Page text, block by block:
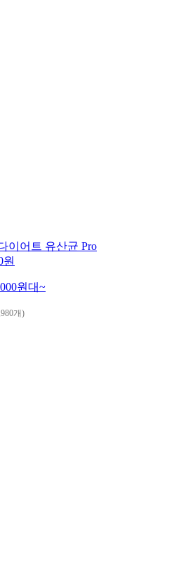
이어트 유산균 Pro
원
원대~
개)